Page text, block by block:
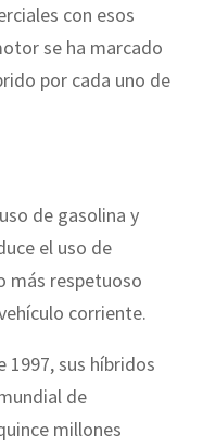
con esos
se ha marcado
por cada uno de
de gasolina y
el uso de
más respetuoso
corriente.
1997, sus híbridos
de
millones